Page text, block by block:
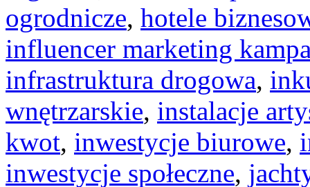
ogrodnicze, hotele
influencer marketing
infrastruktura drogowa,
wnętrzarskie, instalacje
kwot, inwestycje biurowe,
inwestycje społeczne,